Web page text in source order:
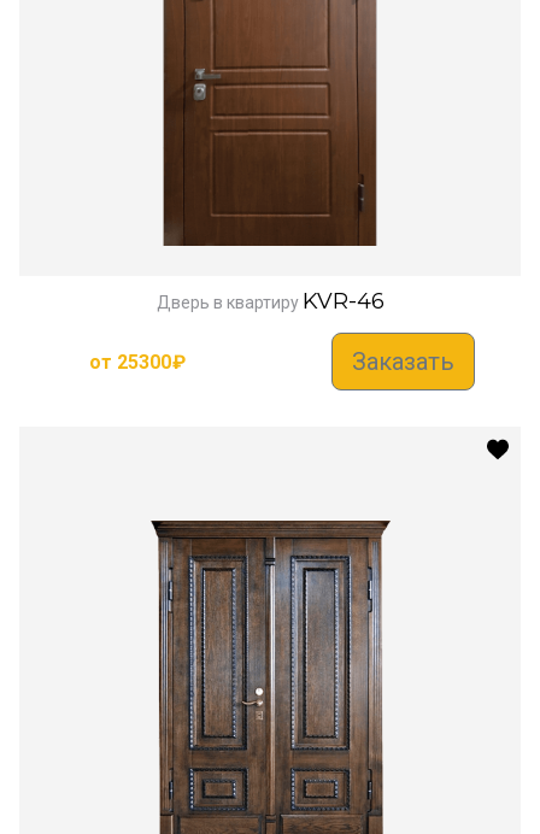
Дверь в квартиру KVR-46
от 25300₽ Заказать